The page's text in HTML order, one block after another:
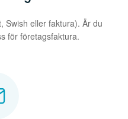
Swish eller faktura). Är du
för företagsfaktura.